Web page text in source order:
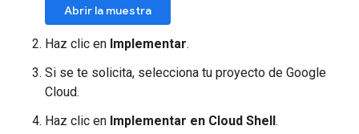
Abrir la muestra
Haz clic en Implementar.
Si se te solicita, selecciona tu proyecto de Google
Cloud.
Haz clic en Implementar en Cloud Shell .